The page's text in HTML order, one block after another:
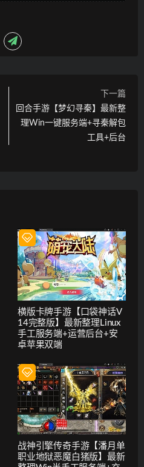
下一篇
回合手游【梦幻寻秦】最新整
理Win一键服务端+寻秦解包
工具+后台
横版卡牌手游【口袋神话V
14完整版】最新整理Linux
手工服务端+运营后台+安
卓苹果双端
战神引擎传奇手游【潘月单
职业地狱恶魔白猪版】最新